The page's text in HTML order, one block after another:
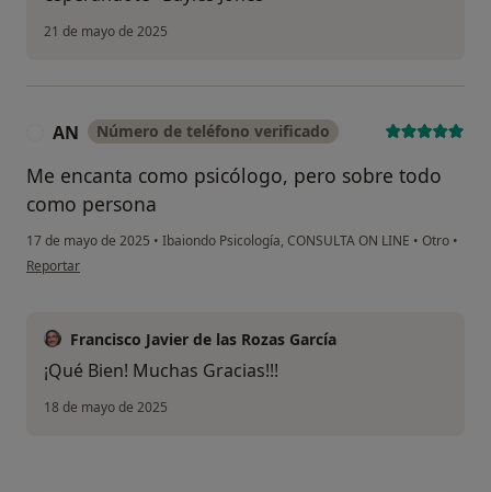
21 de mayo de 2025
AN Número de teléfono verificado
Me encanta como psicólogo, pero sobre todo
como persona
17 de mayo de 2025 • Ibaiondo Psicología, CONSULTA ON LINE • Otro •
en opinión del usuario AN
Reportar
Francisco Javier de las Rozas García
¡Qué Bien! Muchas Gracias!!!
18 de mayo de 2025